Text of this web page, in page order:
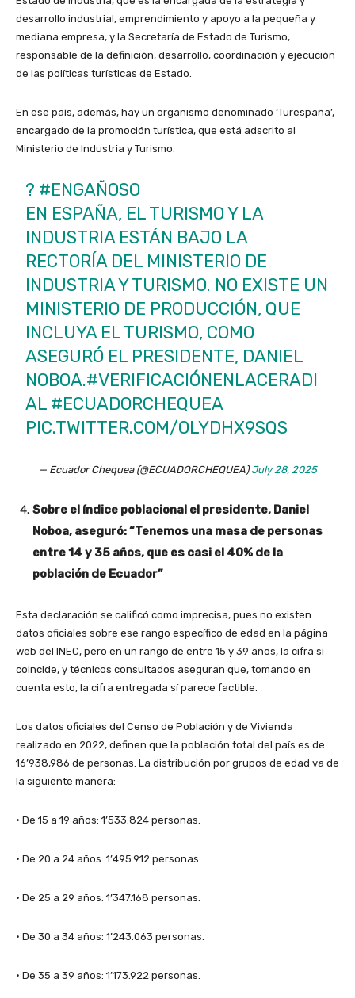
desarrollo industrial, emprendimiento y apoyo a la pequeña y
mediana empresa, y la Secretaría de Estado de Turismo,
responsable de la definición, desarrollo, coordinación y ejecución
de las políticas turísticas de Estado.
En ese país, además, hay un organismo denominado ‘Turespaña’,
encargado de la promoción turística, que está adscrito al
Ministerio de Industria y Turismo.
? #ENGAÑOSO
EN ESPAÑA, EL TURISMO Y LA
INDUSTRIA ESTÁN BAJO LA
RECTORÍA DEL MINISTERIO DE
INDUSTRIA Y TURISMO. NO EXISTE UN
MINISTERIO DE PRODUCCIÓN, QUE
INCLUYA EL TURISMO, COMO
ASEGURÓ EL PRESIDENTE, DANIEL
NOBOA.#VERIFICACIÓNENLACERADI
AL #ECUADORCHEQUEA
PIC.TWITTER.COM/OLYDHX9SQS
— Ecuador Chequea (@ECUADORCHEQUEA)July 28, 2025
Sobre el índice poblacional el presidente, Daniel
Noboa, aseguró: “Tenemos una masa de personas
entre 14 y 35 años, que es casi el 40% de la
población de Ecuador”
Esta declaración se calificó como imprecisa, pues no existen
datos oficiales sobre ese rango específico de edad en la página
web del INEC, pero en un rango de entre 15 y 39 años, la cifra sí
coincide, y técnicos consultados aseguran que, tomando en
cuenta esto, la cifra entregada sí parece factible.
Los datos oficiales del Censo de Población y de Vivienda
realizado en 2022, definen que la población total del país es de
16’938,986 de personas. La distribución por grupos de edad va de
la siguiente manera:
• De 15 a 19 años: 1’533.824 personas.
• De 20 a 24 años: 1’495.912 personas.
• De 25 a 29 años: 1’347.168 personas.
• De 30 a 34 años: 1’243.063 personas.
• De 35 a 39 años: 1’173.922 personas.